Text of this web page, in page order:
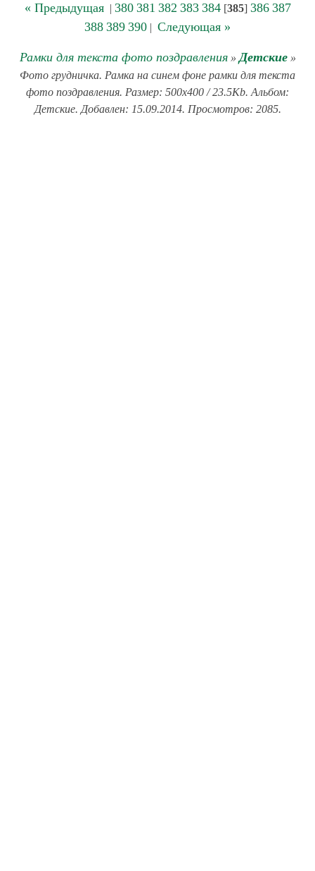
« Предыдущая| 380 381 382 383 384[385] 386 387
388 389 390 | Следующая »
Рамки для текста фото поздравления» Детские»
Фото грудничка. Рамка на синем фоне рамки для текста
фото поздравления. Размер: 500x400 / 23.5Kb. Альбом:
Детские. Добавлен: 15.09.2014. Просмотров: 2085.